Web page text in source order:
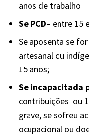
anos de trabalho
Se PCD– entre 15
Se aposenta se
artesanal ou
15 anos;
Se incapacitada
contribuições ou
grave, se sofreu
ocupacional ou